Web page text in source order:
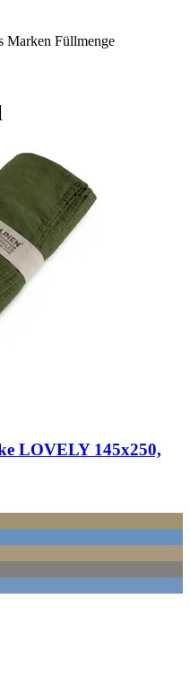
Marken Füllmenge
LOVELY 145x250,